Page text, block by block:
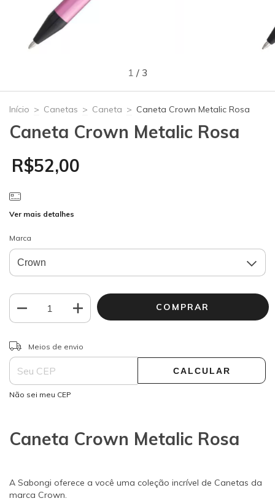
1 / 3
Início > Canetas > Caneta > Caneta Crown Metalic Rosa
Caneta Crown Metalic Rosa
R$52,00
Ver mais detalhes
Marca
Entregas para o CEP:
Meios de envio
CALCULAR
Não sei meu CEP
Caneta Crown Metalic Rosa
A Sabongi oferece a você uma coleção incrível de Canetas da
marca Crown.